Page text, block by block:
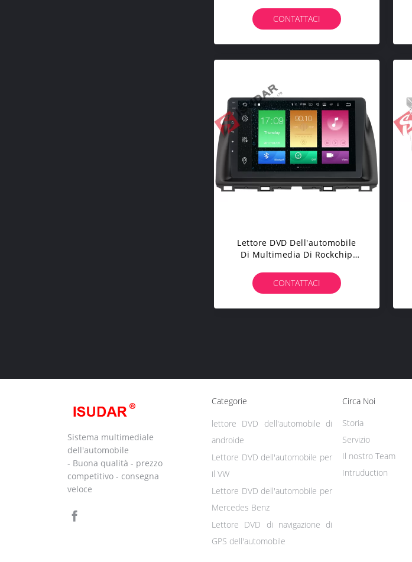
Dell'automobile Di Android
6.0.1
CONTATTACI
Lettore DVD Dell'automobile
Di Multimedia Di Rockchip
Di Mazda CX 5 Con 4G WIFI
CONTATTACI
Sistema multimediale
dell'automobile
- Buona qualità - prezzo
competitivo - consegna
veloce
Categorie
Lettore DVD di navigazione di
GPS dell'automobile
lettore DVD dell'automobile di
androide
Lettore DVD dell'automobile per
il VW
Lettore DVD dell'automobile per
Mercedes Benz
Circa Noi
Intruduction
Storia
Servizio
Il nostro Team